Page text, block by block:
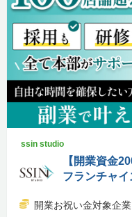
ssin studio
【開業資金
フランチャイ
開業お祝い金対象企業